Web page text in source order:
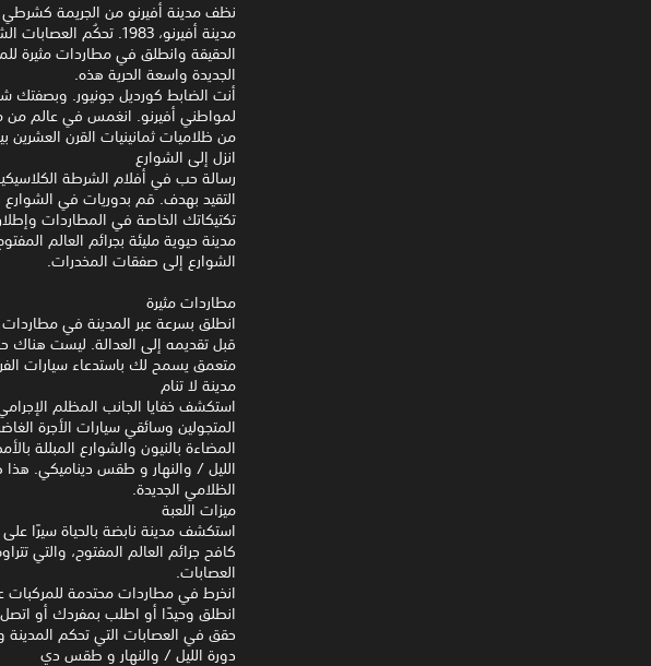
نظف مدينة أفيرنو من الجريمة كشرطي
مدينة أفيرنو، 1983.
الحقيقة وانطلق في مطاردات مثيرة
الجديدة واسعة الحرية هذه.
أنت الضابط كورديل جونيور. وبصفتك
لمواطني أفيرنو. انغمس في عالم من
من ظلاميات ثمانينيات القرن العشرين
انزل إلى الشوارع
التقيد بهدف. قم بدوريات في الشوارع
تكتيكاتك الخاصة في المطاردات
مدينة حيوية مليئة بجرائم العالم
الشوارع إلى صفقات المخدرات.
مطاردات مثيرة
انطلق بسرعة عبر المدينة في مطاردات
قبل تقديمه إلى العدالة. ليست هناك
متعمق يسمح لك باستدعاء سيارات
مدينة لا تنام
استكشف خفايا الجانب المظلم الإجرامي
المتجولين وسائقي سيارات الأجرة
المضاءة بالنيون والشوارع المبللة
الليل / والنهار و طقس ديناميكي.
الظلامي الجديدة.
ميزات اللعبة
استكشف مدينة نابضة بالحياة سيرًا على
كافح جرائم العالم المفتوح، والتي
العصابات.
انخرط في مطاردات محتدمة للمركبات
انطلق وحيدًا أو اطلب بمفردك أو
حقق في العصابات التي تحكم المدينة
دورة الليل / والنهار و طقس دي